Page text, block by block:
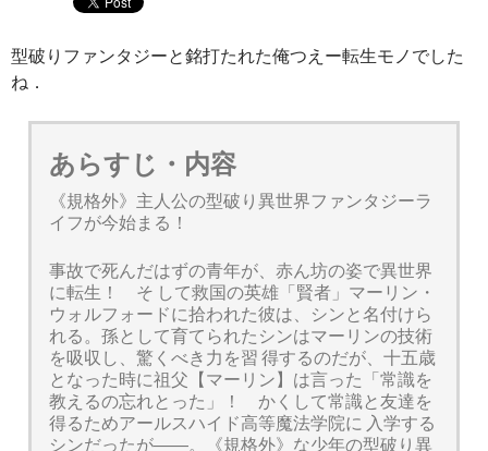
型破りファンタジーと銘打たれた俺つえー転生モノでした
ね．
あらすじ・内容
《規格外》主人公の型破り異世界ファンタジーラ
イフが今始まる！
事故で死んだはずの青年が、赤ん坊の姿で異世界
に転生！ そ して救国の英雄「賢者」マーリン・
ウォルフォードに拾われた彼は、シンと名付けら
れる。孫として育てられたシンはマーリンの技術
を吸収し、驚くべき力を習 得するのだが、十五歳
となった時に祖父【マーリン】は言った「常識を
教えるの忘れとった」！ かくして常識と友達を
得るためアールスハイド高等魔法学院に 入学する
シンだったが――。《規格外》な少年の型破り異